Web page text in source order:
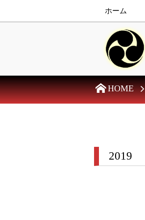
ホーム
HOME
2019